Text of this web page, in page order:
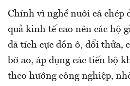
Chính vì nghề nuôi cá chép
quả kinh tế cao nên các hộ
đã tích cực dồn ô, đổi thửa,
bờ ao, áp dụng các tiến bộ
theo hướng công nghiệp,